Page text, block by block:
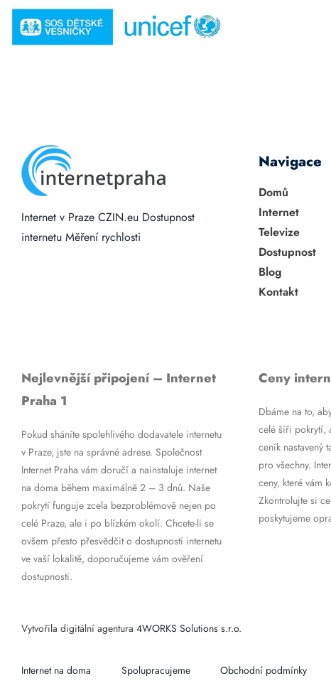
Internet v Praze CZIN.eu Dostupnost
internetu Měření rychlosti
Navigace
Domů
Internet
Televize
Dostupnost
Blog
Kontakt
Nejlevnější připojení – Internet
Praha 1
Pokud sháníte spolehlivého dodavatele internetu
v Praze, jste na správné adrese. Společnost
Internet Praha vám doručí a nainstaluje internet
na doma během maximálně 2 – 3 dnů. Naše
pokrytí funguje zcela bezproblémově nejen po
celé Praze, ale i po blízkém okolí. Chcete-li se
ovšem přesto přesvědčit o dostupnosti internetu
ve vaší lokalitě, doporučujeme vám ověření
dostupnosti.
Ceny
Dbáme na to,
celé šíři pokrytí,
ceník nastavený
pro všechny.
ceny, které vám
Zkontrolujte si
poskytujeme
Vytvořila digitální agentura 4WORKS Solutions s.r.o.
Internet na doma Spolupracujeme Obchodní podmínky